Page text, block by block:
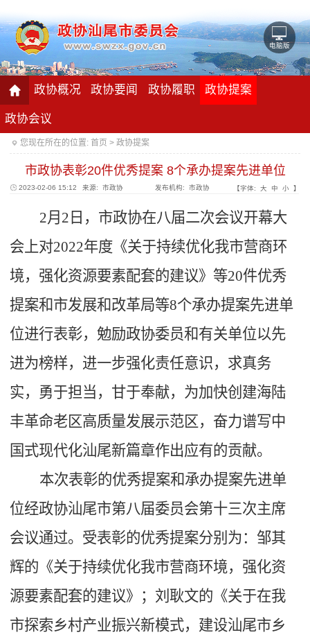
电脑版
政协概况 政协要闻 政协履职 政协提案
政协会议
您现在所在的位置: 首页 > 政协提案
市政协表彰20件优秀提案 8个承办提案先进单位
2023-02-06 15:12 来源: 市政协 发布机构: 市政协 【字体: 大 中 小 】
2月2日，市政协在八届二次会议开幕大
会上对2022年度《关于持续优化我市营商环
境，强化资源要素配套的建议》等20件优秀
提案和市发展和改革局等8个承办提案先进单
位进行表彰，勉励政协委员和有关单位以先
进为榜样，进一步强化责任意识，求真务
实，勇于担当，甘于奉献，为加快创建海陆
丰革命老区高质量发展示范区，奋力谱写中
国式现代化汕尾新篇章作出应有的贡献。
本次表彰的优秀提案和承办提案先进单
位经政协汕尾市第八届委员会第十三次主席
会议通过。受表彰的优秀提案分别为：邹其
辉的《关于持续优化我市营商环境，强化资
源要素配套的建议》；刘耿文的《关于在我
市探索乡村产业振兴新模式，建设汕尾市乡